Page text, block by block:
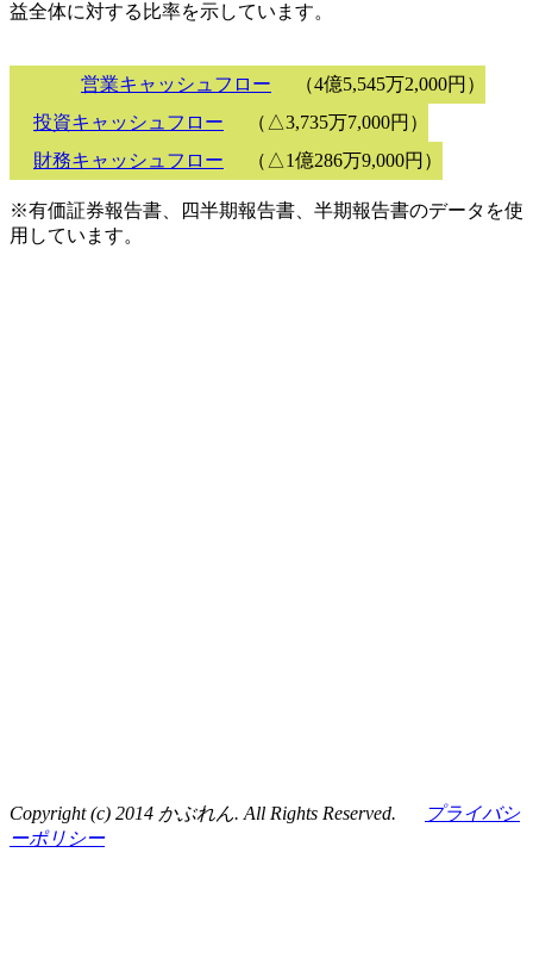
益全体に対する比率を示しています。
営業キャッシュフロー
（4億5,545万2,000円）
投資キャッシュフロー
（△3,735万7,000円）
財務キャッシュフロー
（△1億286万9,000円）
※有価証券報告書、四半期報告書、半期報告書のデータを使
用しています。
Copyright (c) 2014 かぶれん. All Rights Reserved.
プライバシ
ーポリシー